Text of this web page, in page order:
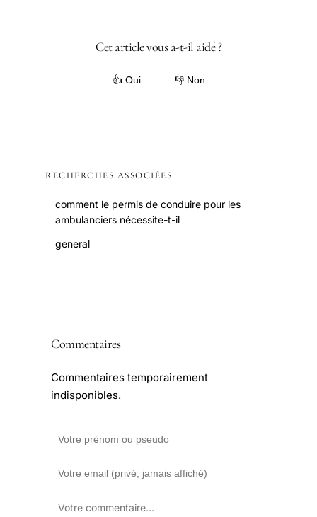
Cet article vous a-t-il aidé ?
👍 Oui 👎 Non
RECHERCHES ASSOCIÉES
comment le permis de conduire pour les
ambulanciers nécessite-t-il
general
Commentaires
Commentaires temporairement
indisponibles.